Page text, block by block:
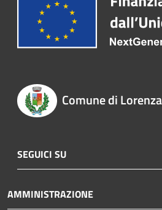
Comune di
SEGUICI SU
AMMINISTRAZIONE